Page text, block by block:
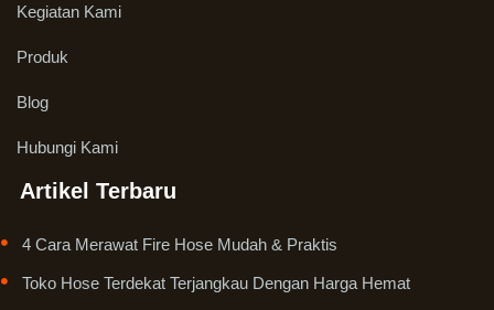
Kegiatan Kami
Produk
Blog
Hubungi Kami
Artikel Terbaru
4 Cara Merawat Fire Hose Mudah & Praktis
Toko Hose Terdekat Terjangkau Dengan Harga Hemat